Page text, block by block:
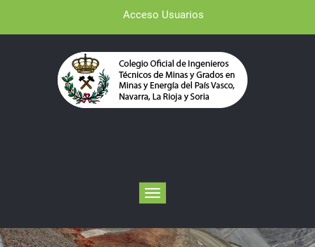
Acceso Usuarios
Toggle navigation